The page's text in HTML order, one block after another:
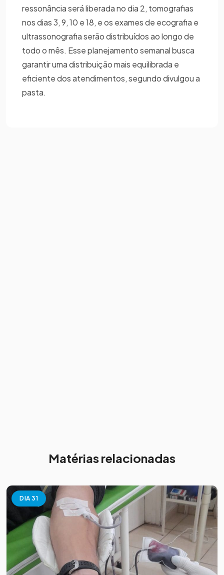
ressonância será liberada no dia 2, tomografias
nos dias 3, 9, 10 e 18, e os exames de ecografia e
ultrassonografia serão distribuídos ao longo de
todo o mês. Esse planejamento semanal busca
garantir uma distribuição mais equilibrada e
eficiente dos atendimentos, segundo divulgou a
pasta.
Matérias relacionadas
DIA 31